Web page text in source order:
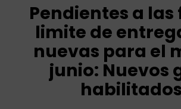
Pendientes a las
limite de
nuevas para el
junio: Nuevos